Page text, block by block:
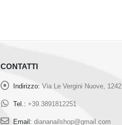
CONTATTI
Indirizzo: Via Le Vergini Nuove, 1242
Tel.: +39.3891812251
Email: diananailshop@gmail.com